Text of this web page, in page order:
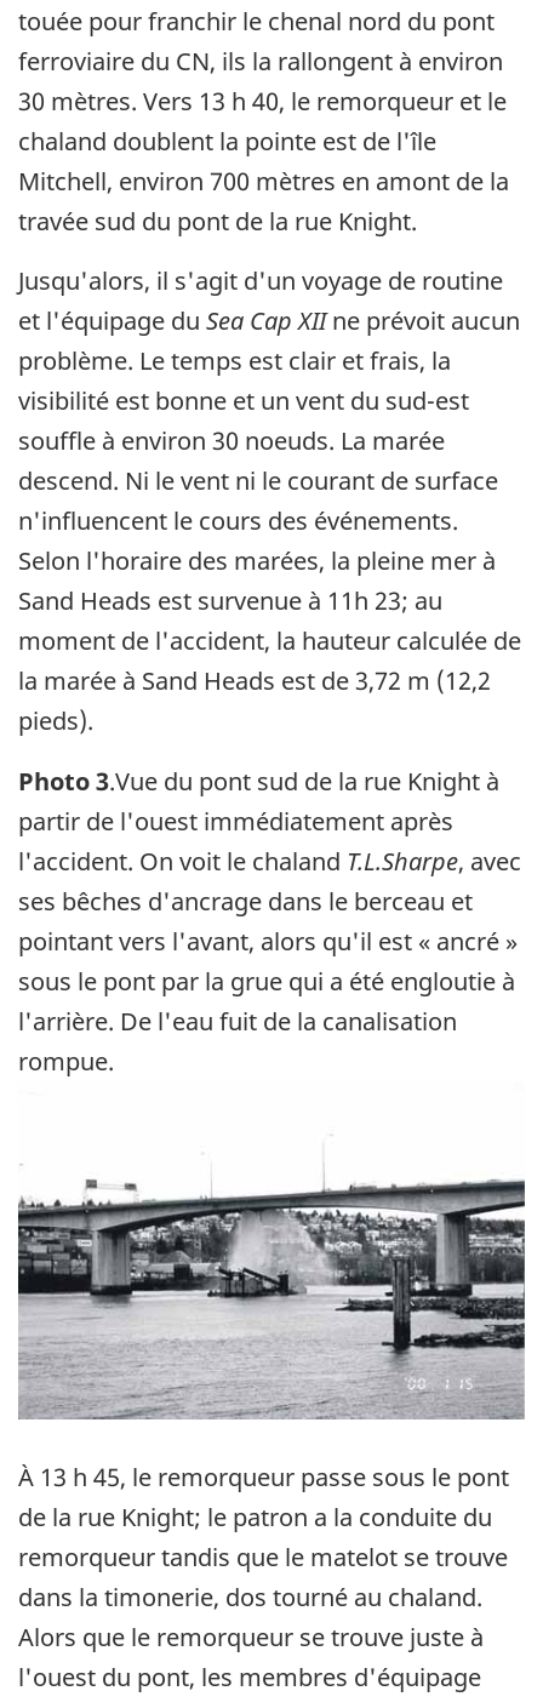
touée pour franchir le chenal nord du pont
ferroviaire du CN, ils la rallongent à environ
30 mètres. Vers 13 h 40, le remorqueur et le
chaland doublent la pointe est de l'île
Mitchell, environ 700 mètres en amont de la
travée sud du pont de la rue Knight.
Jusqu'alors, il s'agit d'un voyage de routine
et l'équipage du Sea Cap XIIne prévoit aucun
problème. Le temps est clair et frais, la
visibilité est bonne et un vent du sud-est
souffle à environ 30 noeuds. La marée
descend. Ni le vent ni le courant de surface
n'influencent le cours des événements.
Selon l'horaire des marées, la pleine mer à
Sand Heads est survenue à 11h 23; au
moment de l'accident, la hauteur calculée de
la marée à Sand Heads est de 3,72 m (12,2
pieds).
Photo 3.Vue du pont sud de la rue Knight à
partir de l'ouest immédiatement après
l'accident. On voit le chaland T.L.Sharpe, avec
ses bêches d'ancrage dans le berceau et
pointant vers l'avant, alors qu'il est « ancré »
sous le pont par la grue qui a été engloutie à
l'arrière. De l'eau fuit de la canalisation
rompue.
À 13 h 45, le remorqueur passe sous le pont
de la rue Knight; le patron a la conduite du
remorqueur tandis que le matelot se trouve
dans la timonerie, dos tourné au chaland.
Alors que le remorqueur se trouve juste à
l'ouest du pont, les membres d'équipage